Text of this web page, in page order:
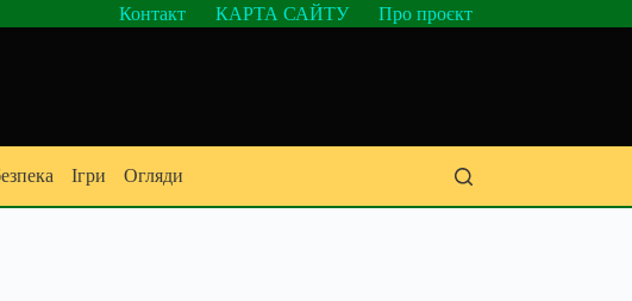
Контакт КАРТА САЙТУ Про проєкт
Ігри Огляди